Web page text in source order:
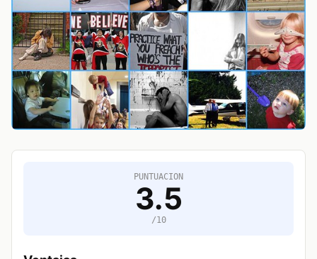
PUNTUACION
3.5
/10